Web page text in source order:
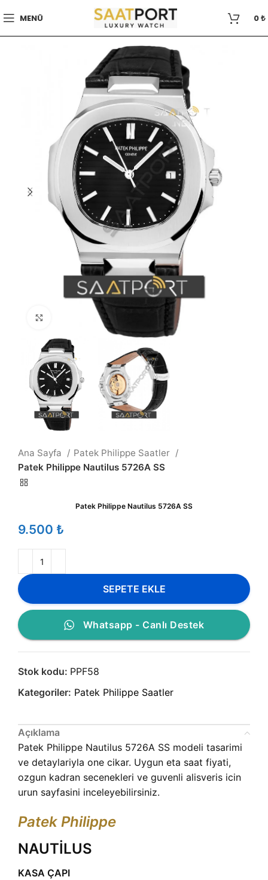
MENÜ 0₺
Büyütmek için tıklayın
Ana Sayfa
Patek Philippe Saatler
Patek Philippe Nautilus 5726A SS
Patek Philippe Nautilus 5726A SS
₺
SEPETE EKLE
Whatsapp - Canlı Destek
Stok kodu: PPF58
Kategoriler: Patek Philippe Saatler
Açıklama
Patek Philippe Nautilus 5726A SS modeli tasarimi
ve detaylariyla one cikar. Uygun eta saat fiyati,
ozgun kadran secenekleri ve guvenli alisveris icin
urun sayfasini inceleyebilirsiniz.
Patek Philippe
NAUTİLUS
KASA ÇAPI